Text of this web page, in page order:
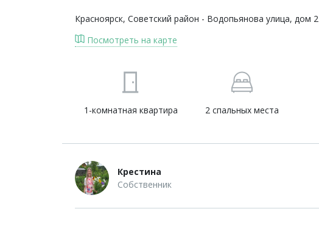
Красноярск, Советский район - Водопьянова улица, дом 2
Посмотреть на карте
1-комнатная квартира 2 спальных места
Крестина
Собственник